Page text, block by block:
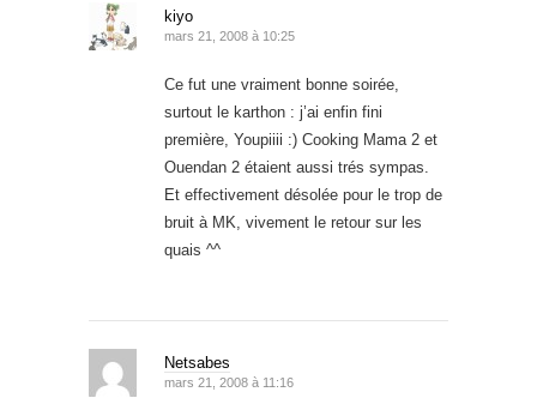
kiyo
mars 21, 2008 à 10:25
Ce fut une vraiment bonne soirée,
surtout le karthon : j’ai enfin fini
première, Youpiiii :) Cooking Mama 2 et
Ouendan 2 étaient aussi trés sympas.
Et effectivement désolée pour le trop de
bruit à MK, vivement le retour sur les
quais ^^
Netsabes
mars 21, 2008 à 11:16